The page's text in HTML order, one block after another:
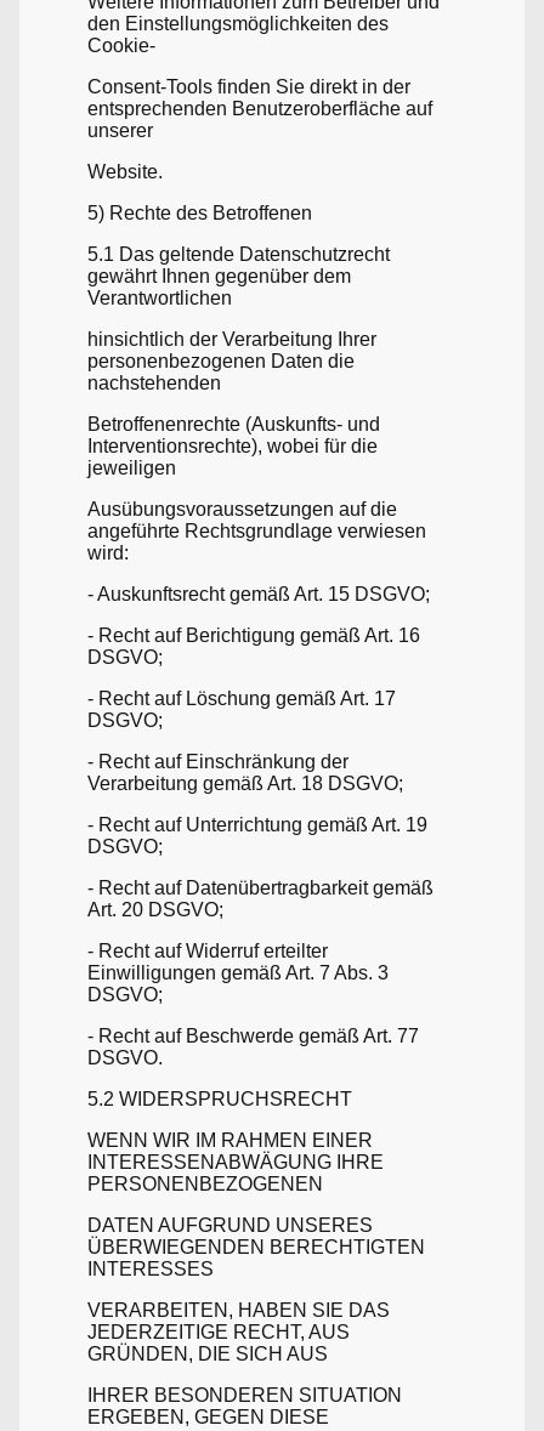
den Einstellungsmöglichkeiten des
Cookie-
Consent-Tools finden Sie direkt in der
entsprechenden Benutzeroberfläche auf
unserer
Website.
5) Rechte des Betroffenen
5.1 Das geltende Datenschutzrecht
gewährt Ihnen gegenüber dem
Verantwortlichen
hinsichtlich der Verarbeitung Ihrer
personenbezogenen Daten die
nachstehenden
Betroffenenrechte (Auskunfts- und
Interventionsrechte), wobei für die
jeweiligen
Ausübungsvoraussetzungen auf die
angeführte Rechtsgrundlage verwiesen
wird:
- Auskunftsrecht gemäß Art. 15 DSGVO;
- Recht auf Berichtigung gemäß Art. 16
DSGVO;
- Recht auf Löschung gemäß Art. 17
DSGVO;
- Recht auf Einschränkung der
Verarbeitung gemäß Art. 18 DSGVO;
- Recht auf Unterrichtung gemäß Art. 19
DSGVO;
- Recht auf Datenübertragbarkeit gemäß
Art. 20 DSGVO;
- Recht auf Widerruf erteilter
Einwilligungen gemäß Art. 7 Abs. 3
DSGVO;
- Recht auf Beschwerde gemäß Art. 77
DSGVO.
5.2 WIDERSPRUCHSRECHT
WENN WIR IM RAHMEN EINER
INTERESSENABWÄGUNG IHRE
PERSONENBEZOGENEN
DATEN AUFGRUND UNSERES
ÜBERWIEGENDEN BERECHTIGTEN
INTERESSES
VERARBEITEN, HABEN SIE DAS
JEDERZEITIGE RECHT, AUS
GRÜNDEN, DIE SICH AUS
IHRER BESONDEREN SITUATION
ERGEBEN, GEGEN DIESE